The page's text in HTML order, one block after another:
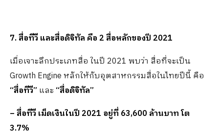
7. สื่อทีวี และสื่อดิจิทัล คือ 2 สื่อหลักของปี 2021
เมื่อเจาะลึกประเภทสื่อ ในปี 2021 พบว่า สื่อที่จะเป็น
Growth Engine หลักให้กับอุตสาหกรรมสื่อในไทยปีนี้ คือ
“สื่อทีวี”​ และ “สื่อดิจิทัล”​
– สื่อทีวี เม็ดเงินในปี 2021 อยู่ที่ 63,600 ล้านบาท โต
3.7%